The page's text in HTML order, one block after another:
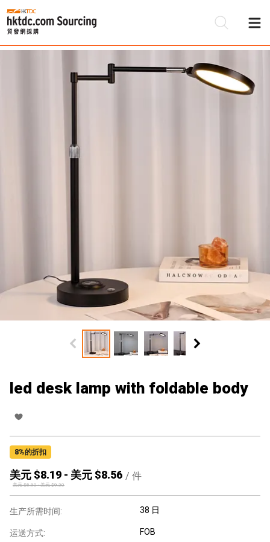
led desk lamp with foldable body
8%的折扣
美元 $8.19 - 美元 $8.56 / 件
美元 $8.90-美元 $9.30
生产所需时间: 38 日
运送方式: FOB